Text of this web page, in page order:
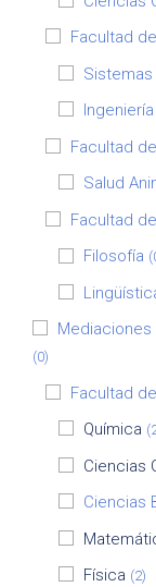
Facultad
Ingeniería
Facultad
Salud
Facultad
Filosofía
Mediaciones
(0)
Facultad
Química
Ciencias
Ciencias
Física (2)